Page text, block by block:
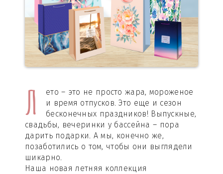
Л
ето – это не просто жара, мороженое
и время отпусков. Это еще и сезон
бесконечных праздников! Выпускные,
свадьбы, вечеринки у бассейна – пора
дарить подарки. А мы, конечно же,
позаботились о том, чтобы они выглядели
шикарно.
Наша новая летняя коллекция